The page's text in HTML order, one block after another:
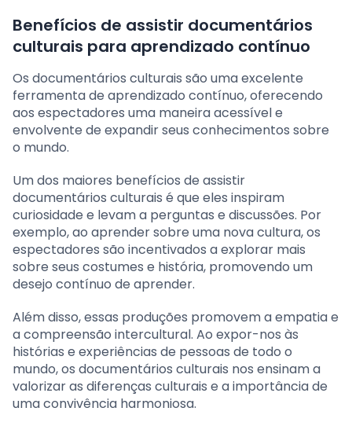
Benefícios de assistir documentários
culturais para aprendizado contínuo
Os documentários culturais são uma excelente
ferramenta de aprendizado contínuo, oferecendo
aos espectadores uma maneira acessível e
envolvente de expandir seus conhecimentos sobre
o mundo.
Um dos maiores benefícios de assistir
documentários culturais é que eles inspiram
curiosidade e levam a perguntas e discussões. Por
exemplo, ao aprender sobre uma nova cultura, os
espectadores são incentivados a explorar mais
sobre seus costumes e história, promovendo um
desejo contínuo de aprender.
Além disso, essas produções promovem a empatia e
a compreensão intercultural. Ao expor-nos às
histórias e experiências de pessoas de todo o
mundo, os documentários culturais nos ensinam a
valorizar as diferenças culturais e a importância de
uma convivência harmoniosa.